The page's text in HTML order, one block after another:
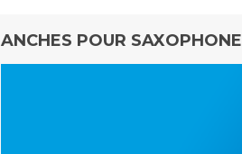
ANCHES POUR SAXOPHONE